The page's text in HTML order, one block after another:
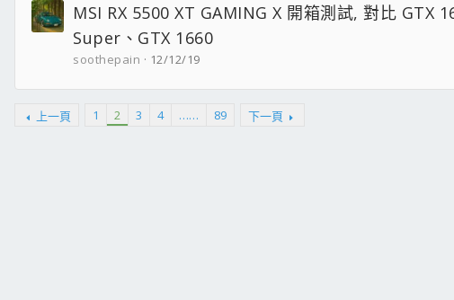
MSI RX 5500 XT GAMING X 開箱測試, 對比 GTX
Super、GTX 1660
soothepain 12/12/19
上一頁 1 2 3 4 …… 89 下一頁